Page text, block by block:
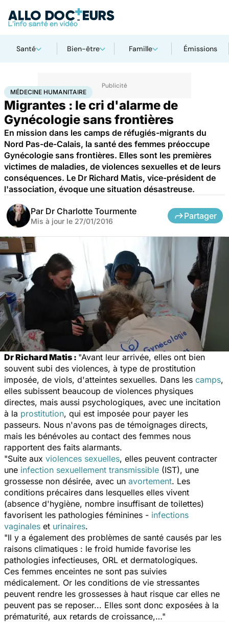
Santé Bien-être Famille Émissions
AccueilSantéMédecine humanitaire
MÉDECINE HUMANITAIRE
Migrantes : le cri d'alarme de
Gynécologie sans frontières
En mission dans les camps de réfugiés-migrants du
Nord Pas-de-Calais, la santé des femmes préoccupe
Gynécologie sans frontières. Elles sont les premières
victimes de maladies, de violences sexuelles et de leurs
conséquences. Le Dr Richard Matis, vice-président de
l'association, évoque une situation désastreuse.
Par Dr Charlotte Tourmente
Mis à jour le 27/01/2016
Partager
DrRichard Matis : "Avant leur arrivée, elles ont bien
souvent subi des violences, à type de prostitution
imposée, de viols, d'atteintes sexuelles. Dans les camps,
elles subissent beaucoup de violences physiques
directes, mais aussi psychologiques, avec une incitation
à la prostitution, qui est imposée pour payer les
passeurs. Nous n'avons pas de témoignages directs,
mais les bénévoles au contact des femmes nous
rapportent des faits alarmants.
"Suite aux violences sexuelles, elles peuvent contracter
une infection sexuellement transmissible (IST), une
grossesse non désirée, avec un avortement. Les
conditions précaires dans lesquelles elles vivent
(absence d'hygiène, nombre insuffisant de toilettes)
favorisent les pathologies féminines - infections
vaginales et urinaires.
"Il y a également des problèmes de santé causés par les
raisons climatiques : le froid humide favorise les
pathologies infectieuses, ORL et dermatologiques.
Ces femmes enceintes ne sont pas suivies
médicalement. Or les conditions de vie stressantes
peuvent rendre les grossesses à haut risque car elles ne
peuvent pas se reposer... Elles sont donc exposées à la
prématurité, aux retards de croissance,…"